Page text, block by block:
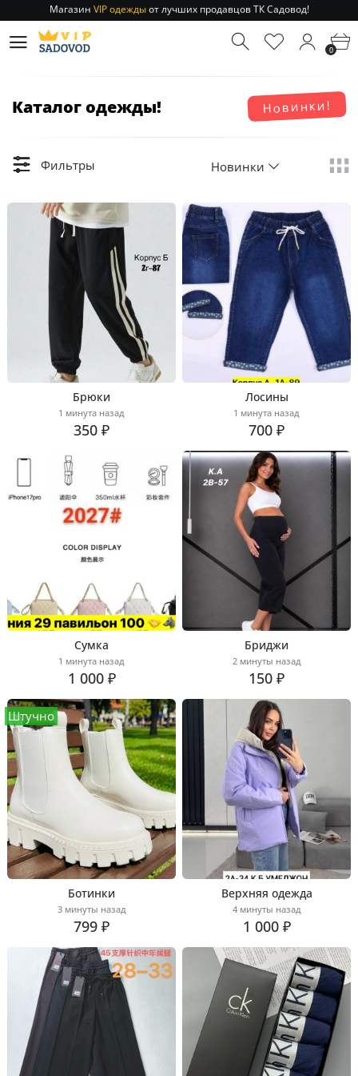
Отправление заказа 1-3 дняпо РФ и МСК!
Магазин
от лучших продавцов ТК Садовод!
0
Новинки!
Каталог одежды!
Фильтры Новинки
Брюки
1 минута назад
350 ₽
Лосины
1 минута назад
700 ₽
Сумка
1 минута назад
1 000 ₽
Бриджи
2 минуты назад
150 ₽
Ботинки
3 минуты назад
799 ₽
Штучно
Верхняя одежда
4 минуты назад
1 000 ₽